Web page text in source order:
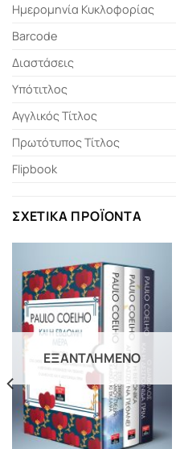
Ημερομηνία Κυκλοφορίας
Barcode
Διαστάσεις
Υπότιτλος
Αγγλικός Τίτλος
Πρωτότυπος Τίτλος
Flipbook
ΣΧΕΤΙΚΆ ΠΡΟΪΌΝΤΑ
ΕΞΑΝΤΛΗΜΈΝΟ